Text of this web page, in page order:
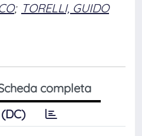
; TORELLI, GUIDO
completa